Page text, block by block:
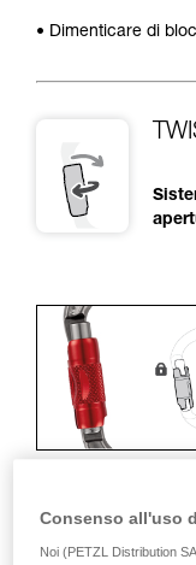
• Dimenticare di
Consenso all'uso
Noi (PETZL Distribution